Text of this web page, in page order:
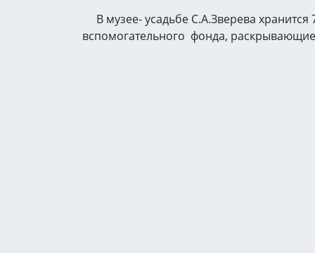
В музее- усадьбе С.А.Зверева хранится
вспомогательного фонда,